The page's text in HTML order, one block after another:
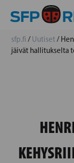
sfp.fi / Uutiset/
jäivät hallitukselta